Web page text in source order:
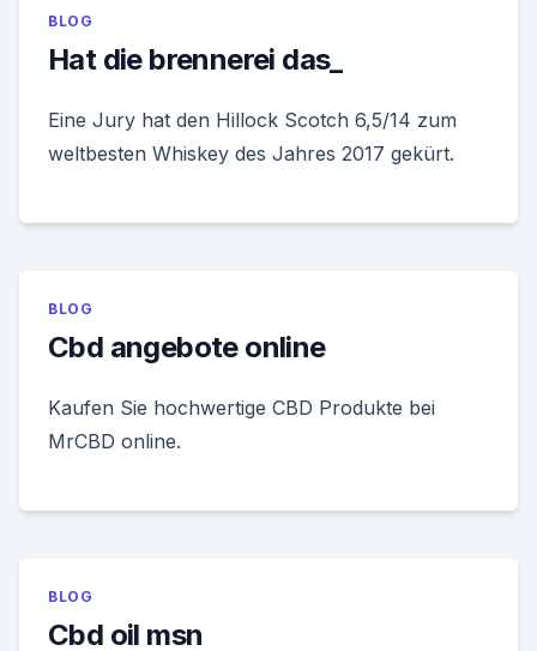
BLOG
Hat die brennerei das_
Eine Jury hat den Hillock Scotch 6,5/14 zum
weltbesten Whiskey des Jahres 2017 gekürt.
BLOG
Cbd angebote online
Kaufen Sie hochwertige CBD Produkte bei
MrCBD online.
BLOG
Cbd oil msn